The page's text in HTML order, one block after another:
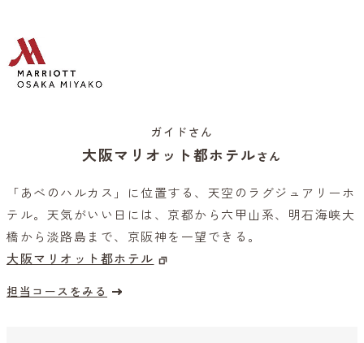
ガイドさん
大阪マリオット都ホテルさん
「あべのハルカス」に位置する、天空のラグジュアリーホ
テル。天気がいい日には、京都から六甲山系、明石海峡大
橋から淡路島まで、京阪神を一望できる。
大阪マリオット都ホテル
担当コースをみる